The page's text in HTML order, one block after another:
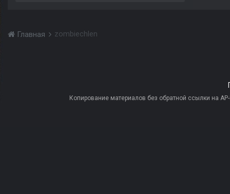
Главная zombiechlen
Копирование материалов без обратной ссылки на